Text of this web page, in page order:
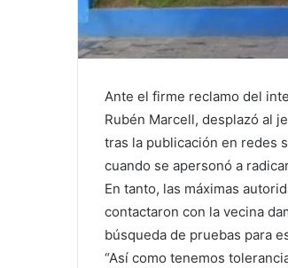
Ante el firme reclamo del
Rubén Marcell, desplazó al
tras la publicación en redes
cuando se apersonó a
En tanto, las máximas
contactaron con la vecina
búsqueda de pruebas para
“Así como tenemos